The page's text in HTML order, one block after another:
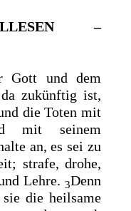
–
Gott und dem
dazukünftig ist,
die Toten mit
mit seinem
an, es sei zu
strafe, drohe,
Lehre. 3Denn
die heilsame